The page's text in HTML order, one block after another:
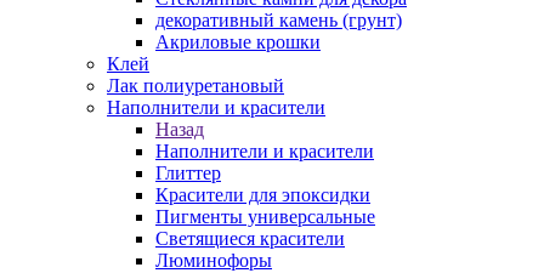
декоративный камень (грунт)
Акриловые крошки
Клей
Лак полиуретановый
Наполнители и красители
Назад
Наполнители и красители
Глиттер
Красители для эпоксидки
Пигменты универсальные
Светящиеся красители
Люминофоры